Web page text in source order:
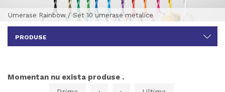
Umerase Rainbow/Set 10 umerase metalice
PRODUSE
Momentan nu exista produse .